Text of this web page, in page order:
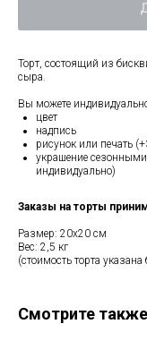
Торт, состоящий из
сыра.
Вы можете
цвет
надпись
рисунок или печать
украшение
индивидуально)
Заказы на торты
Размер: 20х20 см
Вес: 2,5 кг
(стоимость торта указана
Смотрите также